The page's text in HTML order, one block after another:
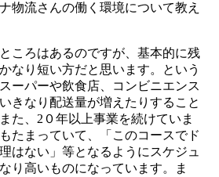
物流さんの働く環境について教え
ころはあるのですが、基本的に残
なり短い方だと思います。という
ーパーや飲食店、コンビニエンス
きなり配送量が増えたりすること
た、2０年以上事業を続けていま
たまっていて、「このコースでド
はない」等となるようにスケジュ
り高いものになっています。ま